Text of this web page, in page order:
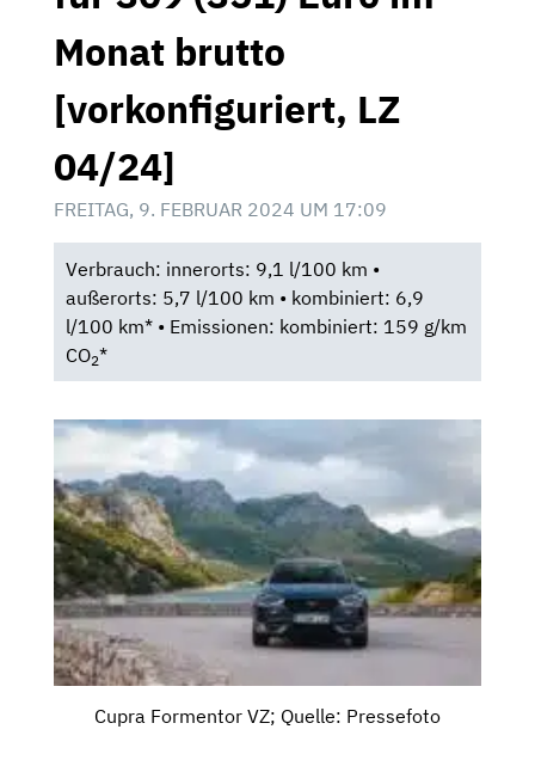
Monat brutto
[vorkonfiguriert, LZ
04/24]
FREITAG, 9. FEBRUAR 2024 UM 17:09
Verbrauch: innerorts: 9,1 l/100 km •
außerorts: 5,7 l/100 km • kombiniert: 6,9
l/100 km* • Emissionen: kombiniert: 159 g/km
CO2*
Cupra Formentor VZ; Quelle: Pressefoto